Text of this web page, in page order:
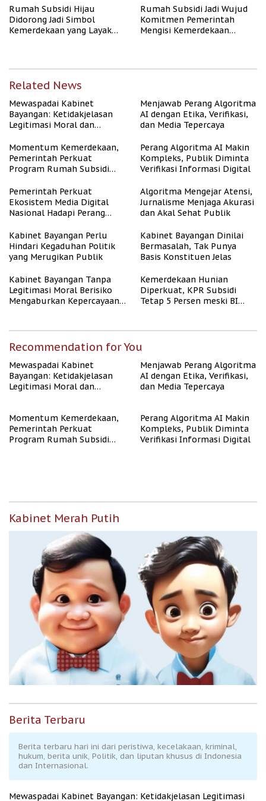
Rumah Subsidi Hijau
Didorong Jadi Simbol
Kemerdekaan yang Layak
Rumah Subsidi Jadi Wujud
Komitmen Pemerintah
Mengisi Kemerdekaan
Related News
Mewaspadai Kabinet
Bayangan: Ketidakjelasan
Legitimasi Moral dan
Menjawab Perang Algoritma
AI dengan Etika, Verifikasi,
dan Media Tepercaya
Momentum Kemerdekaan,
Pemerintah Perkuat
Program Rumah Subsidi
Berpenghasilan Rendah
Perang Algoritma AI Makin
Kompleks, Publik Diminta
Verifikasi Informasi Digital
Pemerintah Perkuat
Ekosistem Media Digital
Nasional Hadapi Perang
Algoritma Mengejar Atensi,
Jurnalisme Menjaga Akurasi
dan Akal Sehat Publik
Kabinet Bayangan Perlu
Hindari Kegaduhan Politik
yang Merugikan Publik
Kabinet Bayangan Dinilai
Bermasalah, Tak Punya
Basis Konstituen Jelas
Kabinet Bayangan Tanpa
Legitimasi Moral Berisiko
Mengaburkan Kepercayaan
Kemerdekaan Hunian
Diperkuat, KPR Subsidi
Tetap 5 Persen meski BI
Recommendation for You
Mewaspadai Kabinet
Bayangan: Ketidakjelasan
Legitimasi Moral dan
Menjawab Perang Algoritma
AI dengan Etika, Verifikasi,
dan Media Tepercaya
Momentum Kemerdekaan,
Pemerintah Perkuat
Program Rumah Subsidi
Perang Algoritma AI Makin
Kompleks, Publik Diminta
Verifikasi Informasi Digital
Kabinet Merah Putih
Berita Terbaru
Berita terbaru hari ini dari peristiwa, kecelakaan, kriminal,
hukum, berita unik, Politik, dan liputan khusus di Indonesia
dan Internasional.
Mewaspadai Kabinet Bayangan: Ketidakjelasan Legitimasi